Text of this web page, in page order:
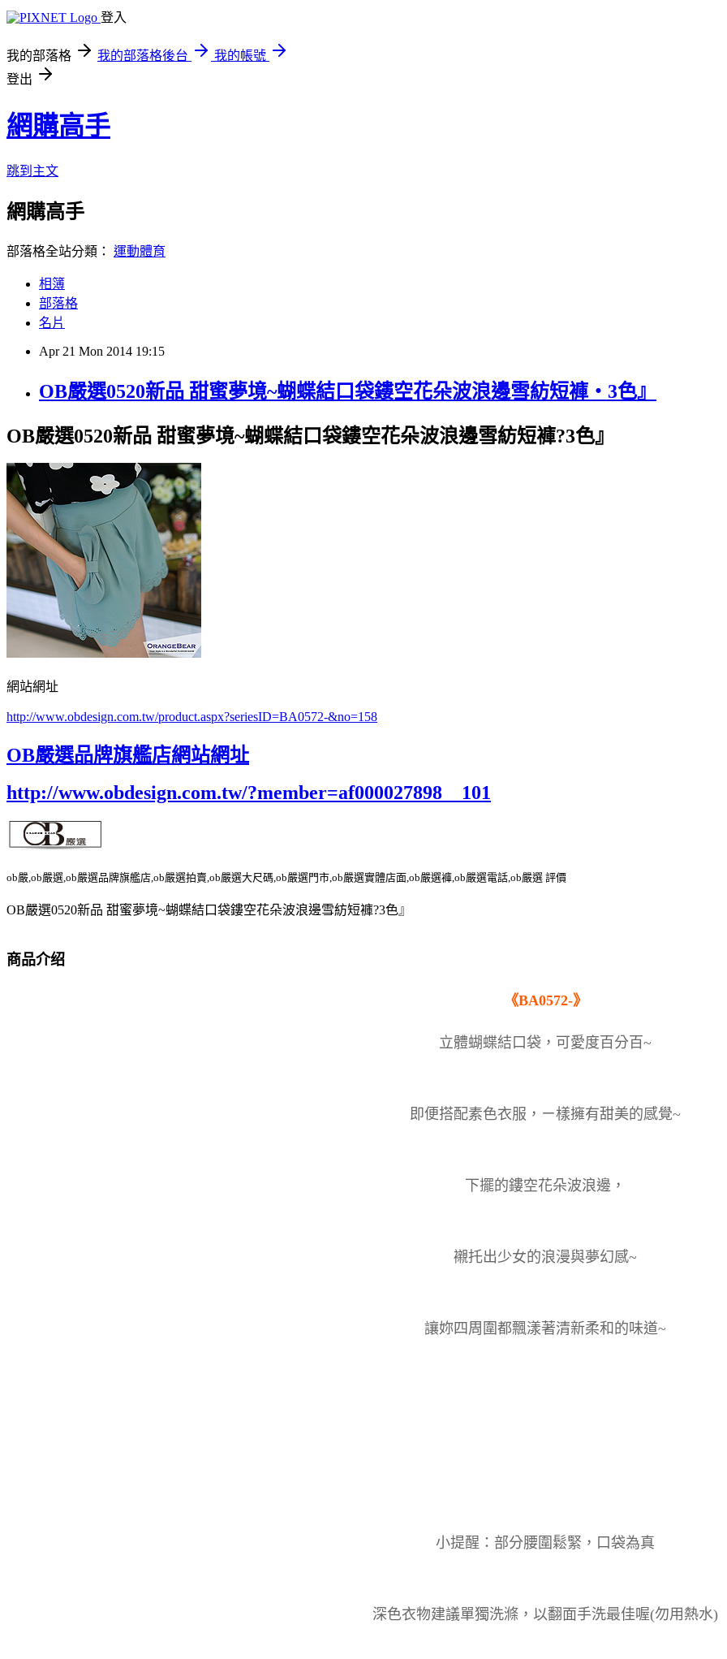
登入
我的部落格 我的部落格後台
我的帳號
登出
網購高手
跳到主文
網購高手
部落格全站分類： 運動體育
相簿
部落格
名片
Apr 21 Mon 2014 19:15
OB嚴選0520新品 甜蜜夢境~蝴蝶結口袋鏤空花朵波浪邊雪紡短褲‧3色』
OB嚴選0520新品 甜蜜夢境~蝴蝶結口袋鏤空花朵波浪邊雪紡短褲?3色』
網站網址
http://www.obdesign.com.tw/product.aspx?seriesID=BA0572-&no=158
OB嚴選品牌旗艦店網站網址
http://www.obdesign.com.tw/?member=af000027898__101
ob嚴,ob嚴選,ob嚴選品牌旗艦店,ob嚴選拍賣,ob嚴選大尺碼,ob嚴選門市,ob嚴選實體店面,ob嚴選褲,ob嚴選電話,ob嚴選 評價
OB嚴選0520新品 甜蜜夢境~蝴蝶結口袋鏤空花朵波浪邊雪紡短褲?3色』
商品介绍
《BA0572-》
立體蝴蝶結口袋，可愛度百分百~
即便搭配素色衣服，ㄧ樣擁有甜美的感覺~
下擺的鏤空花朵波浪邊，
襯托出少女的浪漫與夢幻感~
讓妳四周圍都飄漾著清新柔和的味道~
小提醒：部分腰圍鬆緊，口袋為真
深色衣物建議單獨洗滌，以翻面手洗最佳喔(勿用熱水)